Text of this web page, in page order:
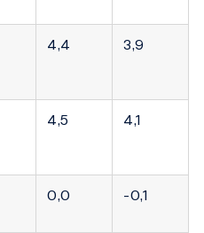
4,4 3,9
4,5 4,1
0,0 -0,1